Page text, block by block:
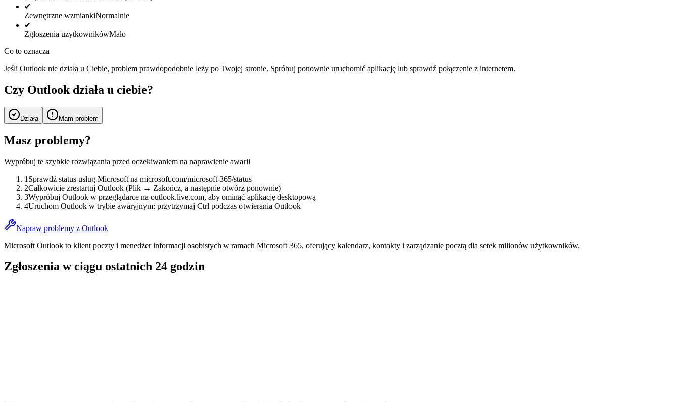
✔
Zewnętrzne wzmiankiNormalnie
✔
Zgłoszenia użytkownikówMało
Co to oznacza
Jeśli Outlook nie działa u Ciebie, problem prawdopodobnie leży po Twojej stronie. Spróbuj ponownie uruchomić aplikację lub sprawdź połączenie z internetem.
Czy Outlook działa u ciebie?
Działa Mam problem
Masz problemy?
Wypróbuj te szybkie rozwiązania przed oczekiwaniem na naprawienie awarii
1 Sprawdź status usług Microsoft na microsoft.com/microsoft-365/status
2Całkowicie zrestartuj Outlook (Plik → Zakończ, a następnie otwórz ponownie)
3Wypróbuj Outlook w przeglądarce na outlook.live.com, aby ominąć aplikację desktopową
4Uruchom Outlook w trybie awaryjnym: przytrzymaj Ctrl podczas otwierania Outlook
Napraw problemy z Outlook
Microsoft Outlook to klient poczty i menedżer informacji osobistych w ramach Microsoft 365, oferujący kalendarz, kontakty i zarządzanie pocztą dla setek milionów użytkowników.
Zgłoszenia w ciągu ostatnich 24 godzin